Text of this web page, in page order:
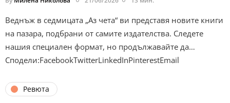
Веднъж в седмицата „Аз чета“ ви представя новите книги
на пазара, подбрани от самите издателства. Следете
нашия специален формат, но продължавайте да…
Сподели:FacebookTwitterLinkedInPinterestEmail
Ревюта